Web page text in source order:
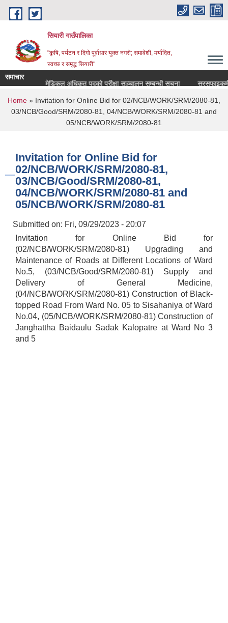
Skip to main content
सियारी गाउँपालिका
"कृषि, पर्यटन र दिगो पूर्वाधार युक्त नगरी; समावेशी, मर्यादित,
स्वच्छ र समृद्ध सियारी"
समाचार
मेडिकल अधिकृत पदको परीक्षा सञ्चालन सम्बन्धी सूचना सरसफाइकर्मी
You are here
Home » Invitation for Online Bid for 02/NCB/WORK/SRM/2080-81,
03/NCB/Good/SRM/2080-81, 04/NCB/WORK/SRM/2080-81 and
05/NCB/WORK/SRM/2080-81
Invitation for Online Bid for
02/NCB/WORK/SRM/2080-81,
03/NCB/Good/SRM/2080-81,
04/NCB/WORK/SRM/2080-81 and
05/NCB/WORK/SRM/2080-81
Submitted on: Fri, 09/29/2023 - 20:07
Invitation for Online Bid for
(02/NCB/WORK/SRM/2080-81) Upgrading and
Maintenance of Roads at Different Locations of Ward
No.5, (03/NCB/Good/SRM/2080-81) Supply and
Delivery of General Medicine,
(04/NCB/WORK/SRM/2080-81) Construction of Black-
topped Road From Ward No. 05 to Sisahaniya of Ward
No.04, (05/NCB/WORK/SRM/2080-81) Construction of
Janghattha Baidaulu Sadak Kalopatre at Ward No 3
and 5